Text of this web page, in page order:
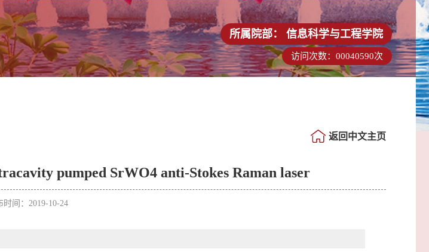
所属院部： 信息科学与工程学院
访问次数： 00040590次
返回中文主页
pumped SrWO4 anti-Stokes Raman laser
时间：2019-10-24